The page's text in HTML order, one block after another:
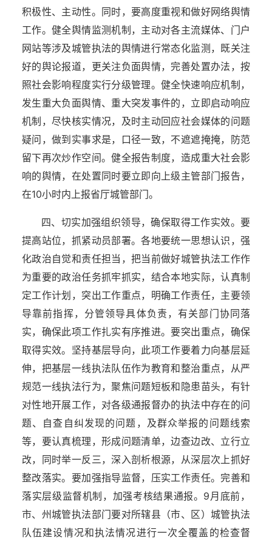
积极性、主动性。同时，要高度重视和做好网络舆情
工作。健全舆情监测机制，主动对各主流媒体、门户
网站等涉及城管执法的舆情进行常态化监测，既关注
好的舆论报道，更关注负面舆情，完善处置办法，按
照社会影响程度实行分级管理。健全快速响应机制，
发生重大负面舆情、重大突发事件的，立即启动响应
机制，尽快核实情况，及时主动回应社会媒体的问题
疑问，做到实事求是，口径一致，不遮遮掩掩，防范
留下再次炒作空间。健全报告制度，造成重大社会影
响的舆情，在处置同时要立即向上级主管部门报告，
在10小时内上报省厅城管部门。
四、切实加强组织领导，确保取得工作实效。要
提高站位，抓紧动员部署。各地要统一思想认识，强
化政治自觉和责任担当，把当前做好城管执法工作作
为重要的政治任务抓牢抓实，结合本地实际，认真制
定工作计划，突出工作重点，明确工作责任，主要领
导靠前指挥，分管领导具体负责，有关部门协同落
实，确保此项工作扎实有序推进。要突出重点，确保
取得实效。坚持基层导向，此项工作要着力向基层延
伸，把基层一线执法队伍作为教育和整治重点，从严
规范一线执法行为，聚焦问题短板和隐患苗头，有针
对性地开展工作，对各级通报督办的执法中存在的问
题、自查自纠发现的问题，及群众举报的问题线索
等，要认真梳理，形成问题清单，边查边改、立行立
改，同时举一反三，深入剖析根源，从深层次上抓好
整改落实。要加强指导监督，压实工作责任。完善和
落实层级监督机制，加强考核结果通报。9月底前，
市、州城管执法部门要对所辖县（市、区）城管执法
队伍建设情况和执法情况进行一次全覆盖的检查督